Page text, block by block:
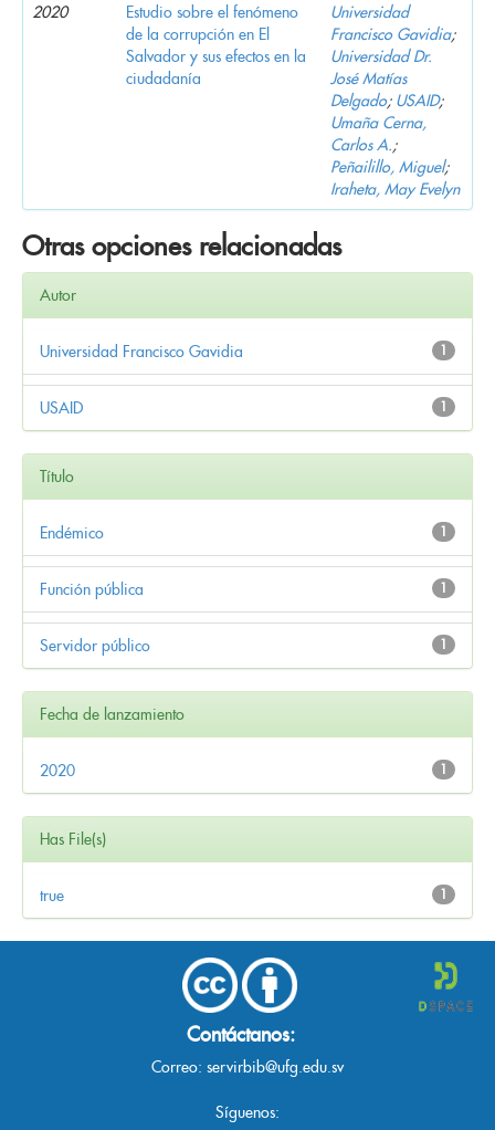
2020
Estudio sobre el fenómeno
de la corrupción en El
Salvador y sus efectos en la
ciudadanía
Universidad
Francisco Gavidia;
Universidad Dr.
José Matías
Delgado; USAID;
Umaña Cerna,
Carlos A.;
Peñailillo, Miguel;
Iraheta, May Evelyn
Otras opciones relacionadas
Autor
1
Universidad Francisco Gavidia
1
USAID
Título
1
Endémico
1
Función pública
1
Servidor público
Fecha de lanzamiento
1
2020
Has File(s)
1
true
Contáctanos:
Correo: servirbib@ufg.edu.sv
Síguenos: